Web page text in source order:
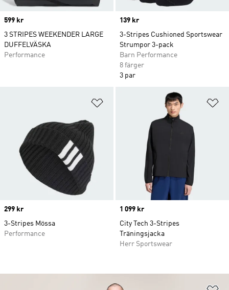
Price
599 kr
3 STRIPES WEEKENDER LARGE
DUFFELVÄSKA
Performance
Price
139 kr
3-Stripes Cushioned Sportswear
Strumpor 3-pack
Barn Performance
8 färger
3 par
Lägg till på önskelistan
Price
299 kr
3-Stripes Mössa
Performance
Price
1 099 kr
City Tech 3-Stripes
Träningsjacka
Herr Sportswear